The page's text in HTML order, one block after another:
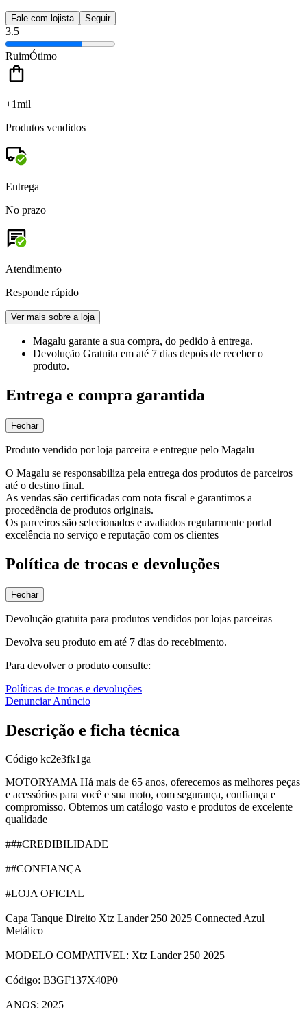
Fale com lojista Seguir
3.5
RuimÓtimo
+1mil
Produtos vendidos
Entrega
No prazo
Atendimento
Responde rápido
Ver mais sobre a loja
Magalu garante a sua compra, do pedido à entrega.
Devolução Gratuita em até 7 dias depois de receber o
produto.
Entrega e compra garantida
Fechar
Produto vendido por loja parceira e entregue pelo Magalu
O Magalu se responsabiliza pela entrega dos produtos de parceiros
até o destino final.
As vendas são certificadas com nota fiscal e garantimos a
procedência de produtos originais.
Os parceiros são selecionados e avaliados regularmente portal
excelência no serviço e reputação com os clientes
Política de trocas e devoluções
Fechar
Devolução gratuita para produtos vendidos por lojas parceiras
Devolva seu produto em até 7 dias do recebimento.
Para devolver o produto consulte:
Políticas de trocas e devoluções
Denunciar Anúncio
Descrição e ficha técnica
Código kc2e3fk1ga
MOTORYAMA Há mais de 65 anos, oferecemos as melhores peças
e acessórios para você e sua moto, com segurança, confiança e
compromisso. Obtemos um catálogo vasto e produtos de excelente
qualidade
###CREDIBILIDADE
##CONFIANÇA
#LOJA OFICIAL
Capa Tanque Direito Xtz Lander 250 2025 Connected Azul
Metálico
MODELO COMPATIVEL: Xtz Lander 250 2025
Código: B3GF137X40P0
ANOS: 2025